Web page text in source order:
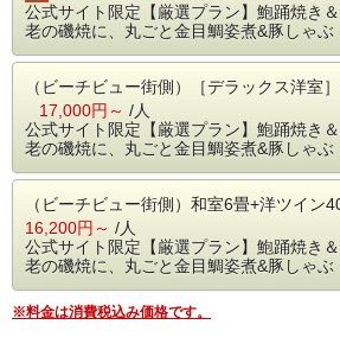
公式サイト限定【厳選プラン】鮑踊焼き
老の磯焼に、丸ごと金目鯛姿煮&豚しゃぶ
（ビーチビュー街側）［デラックス洋室
17,000円～ /人
公式サイト限定【厳選プラン】鮑踊焼き
老の磯焼に、丸ごと金目鯛姿煮&豚しゃぶ
（ビーチビュー街側）和室6畳+洋ツイン
16,200円～ /人
公式サイト限定【厳選プラン】鮑踊焼き
老の磯焼に、丸ごと金目鯛姿煮&豚しゃぶ
※料金は消費税込み価格です。